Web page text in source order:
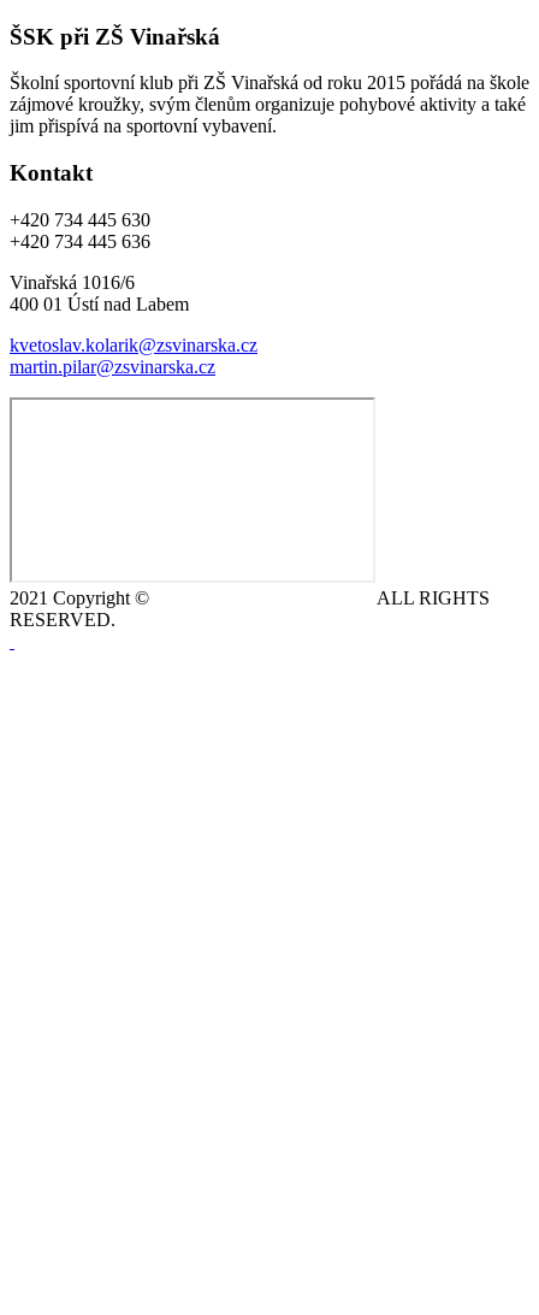
ŠSK při ZŠ Vinařská
Školní sportovní klub při ZŠ Vinařská od roku 2015 pořádá na škole
zájmové kroužky, svým členům organizuje pohybové aktivity a také
jim přispívá na sportovní vybavení.
Kontakt
+420 734 445 630
+420 734 445 636
Vinařská 1016/6
400 01 Ústí nad Labem
kvetoslav.kolarik@zsvinarska.cz
martin.pilar@zsvinarska.cz
2021 Copyright ©
ALL RIGHTS
RESERVED.